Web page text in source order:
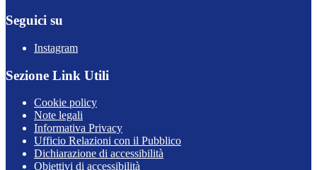
Seguici su
Instagram
Sezione Link Utili
Cookie policy
Note legali
Informativa Privacy
Ufficio Relazioni con il Pubblico
Dichiarazione di accessibilità
Obiettivi di accessibilità